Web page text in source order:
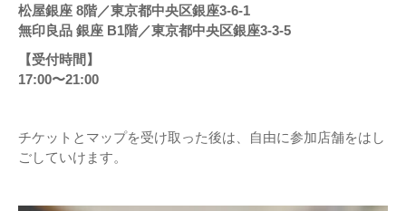
松屋銀座 8階／東京都中央区銀座3-6-1
無印良品 銀座 B1階／東京都中央区銀座3-3-5
【受付時間】
17:00〜21:00
チケットとマップを受け取った後は、自由に参加店舗をはし
ごしていけます。